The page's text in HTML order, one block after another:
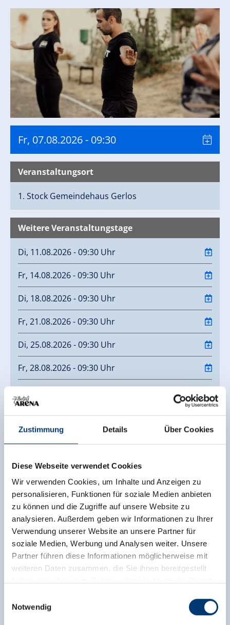
Zustimmung Details Über Cookies
Diese Webseite verwendet Cookies
Wir verwenden Cookies, um Inhalte und Anzeigen zu
personalisieren, Funktionen für soziale Medien anbieten
zu können und die Zugriffe auf unsere Website zu
analysieren. Außerdem geben wir Informationen zu Ihrer
Verwendung unserer Website an unsere Partner für
soziale Medien, Werbung und Analysen weiter. Unsere
Partner führen diese Informationen möglicherweise mit
weiteren Daten zusammen, die Sie ihnen bereitgestellt
Notwendig
Fr, 07.08.2026- 09:30
Veranstaltungsort
1. Stock Gemeindehaus Gerlos
Weitere Veranstaltungstage
Di, 11.08.2026 - 09:30 Uhr
Fr, 14.08.2026 - 09:30 Uhr
Di, 18.08.2026 - 09:30 Uhr
Fr, 21.08.2026 - 09:30 Uhr
Di, 25.08.2026 - 09:30 Uhr
Fr, 28.08.2026 - 09:30 Uhr
Fr, 04.09.2026 - 09:30 Uhr
Kontaktinfo
Gerlos 141
6281 Gerlos
+43 664 5437658
info@gerlosbewegt.at
Zurück zur Übersicht